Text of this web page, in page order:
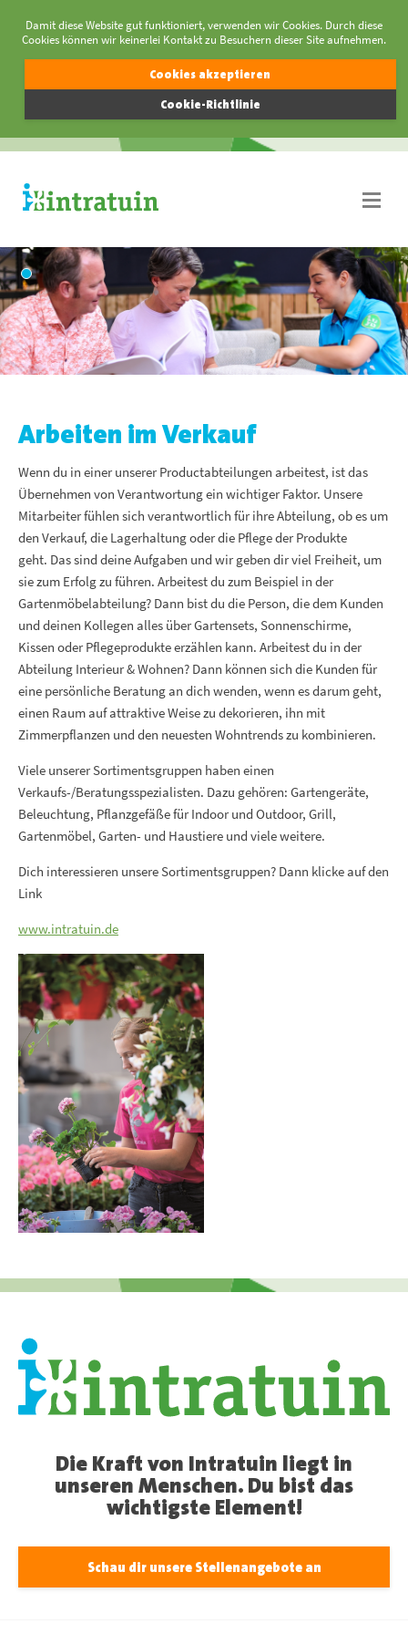
Damit diese Website gut funktioniert, verwenden wir Cookies. Durch diese
Cookies können wir keinerlei Kontakt zu Besuchern dieser Site aufnehmen.
Cookies akzeptieren
Cookie-Richtlinie
Arbeiten im Verkauf
Wenn du in einer unserer Productabteilungen arbeitest, ist das
Übernehmen von Verantwortung ein wichtiger Faktor. Unsere
Mitarbeiter fühlen sich verantwortlich für ihre Abteilung, ob es um
den Verkauf, die Lagerhaltung oder die Pflege der Produkte
geht. Das sind deine Aufgaben und wir geben dir viel Freiheit, um
sie zum Erfolg zu führen. Arbeitest du zum Beispiel in der
Gartenmöbelabteilung? Dann bist du die Person, die dem Kunden
und deinen Kollegen alles über Gartensets, Sonnenschirme,
Kissen oder Pflegeprodukte erzählen kann. Arbeitest du in der
Abteilung Interieur & Wohnen? Dann können sich die Kunden für
eine persönliche Beratung an dich wenden, wenn es darum geht,
einen Raum auf attraktive Weise zu dekorieren, ihn mit
Zimmerpflanzen und den neuesten Wohntrends zu kombinieren.
Viele unserer Sortimentsgruppen haben einen
Verkaufs-/Beratungsspezialisten. Dazu gehören: Gartengeräte,
Beleuchtung, Pflanzgefäße für Indoor und Outdoor, Grill,
Gartenmöbel, Garten- und Haustiere und viele weitere.
Dich interessieren unsere Sortimentsgruppen? Dann klicke auf den
Link
www.intratuin.de
Die Kraft von Intratuin liegt in
unseren Menschen. Du bist das
wichtigste Element!
Schau dir unsere Stellenangebote an